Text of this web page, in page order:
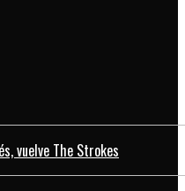
vuelve The Strokes